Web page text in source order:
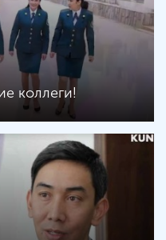
коллеги!